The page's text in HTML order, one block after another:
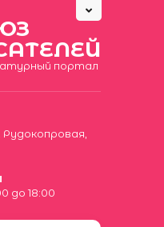
портал
Рудокопровая,
до 18:00